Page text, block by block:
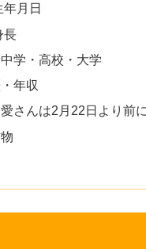
月日
長
学・高校・大学
年収
さんは2月22日より前